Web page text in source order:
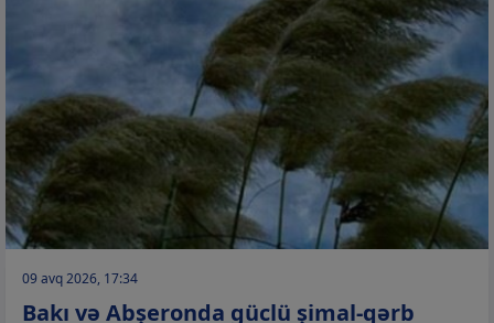
09 avq 2026, 17:34
Bakı və Abşeronda güclü şimal-qərb